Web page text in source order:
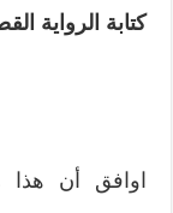
كتابة الرواية
‮‬اوافق أن هذا